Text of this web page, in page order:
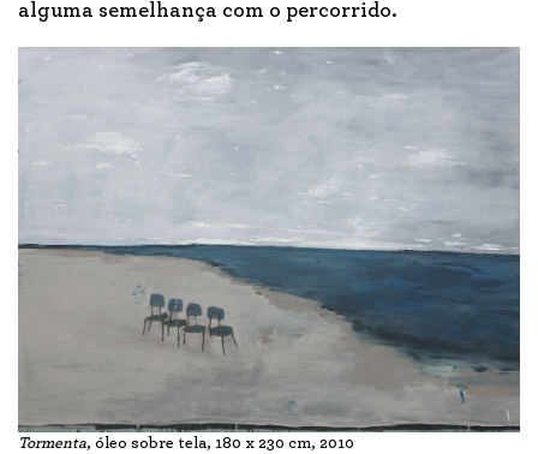
alguma semelhança com o percorrido.
Tormenta, óleo sobre tela, 180 x 230 cm, 2010